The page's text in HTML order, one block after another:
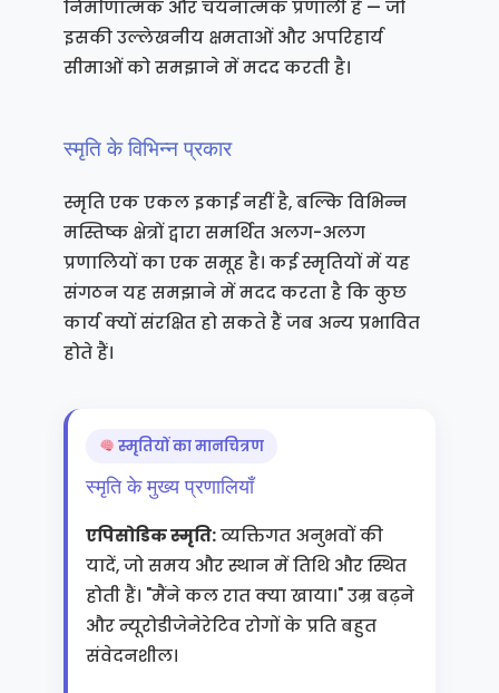
निर्माणात्मक और चयनात्मक प्रणाली है — जो
इसकी उल्लेखनीय क्षमताओं और अपरिहार्य
सीमाओं को समझाने में मदद करती है।
स्मृति के विभिन्न प्रकार
स्मृति एक एकल इकाई नहीं है, बल्कि विभिन्न
मस्तिष्क क्षेत्रों द्वारा समर्थित अलग-अलग
प्रणालियों का एक समूह है। कई स्मृतियों में यह
संगठन यह समझाने में मदद करता है कि कुछ
कार्य क्यों संरक्षित हो सकते हैं जब अन्य प्रभावित
होते हैं।
स्मृतियों का मानचित्रण
स्मृति के मुख्य प्रणालियाँ
एपिसोडिक स्मृति:व्यक्तिगत अनुभवों की
यादें, जो समय और स्थान में तिथि और स्थित
होती हैं। "मैंने कल रात क्या खाया।" उम्र बढ़ने
और न्यूरोडीजेनेरेटिव रोगों के प्रति बहुत
संवेदनशील।